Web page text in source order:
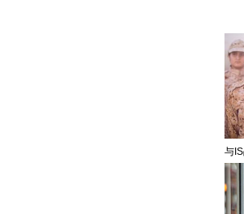
与